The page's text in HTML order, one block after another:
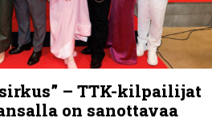
sirkus” – TTK-kilpailijat
on sanottavaa